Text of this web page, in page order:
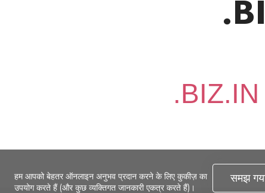
हम आपको बेहतर ऑनलाइन अनुभव प्रदान करने के लिए कुकीज़ का
उपयोग करते हैं (और कुछ व्यक्तिगत जानकारी एकत्र करते हैं)।
समझ